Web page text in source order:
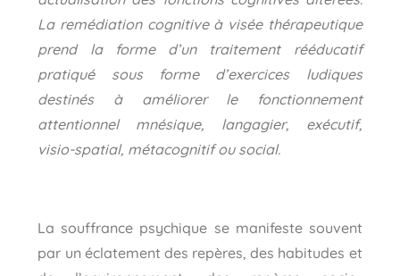
La remédiation cognitive à visée thérapeutique
prend la forme d’un traitement rééducatif
pratiqué sous forme d’exercices ludiques
destinés à améliorer le fonctionnement
attentionnel mnésique, langagier, exécutif,
visio-spatial, métacognitif ou social.
La souffrance psychique se manifeste souvent
par un éclatement des repères, des habitudes et